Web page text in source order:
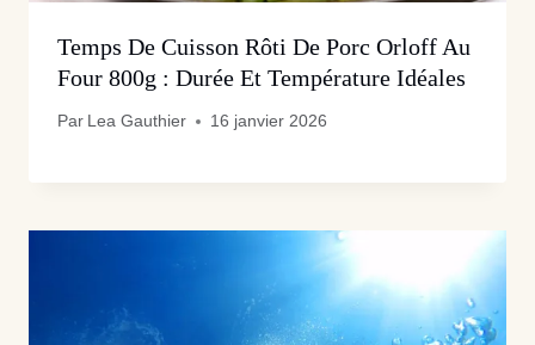
Temps De Cuisson Rôti De Porc Orloff Au
Four 800g : Durée Et Température Idéales
Par Lea Gauthier 16 janvier 2026